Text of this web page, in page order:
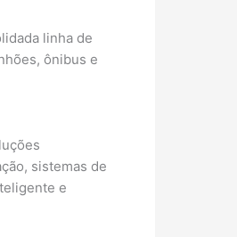
linha de
ônibus e
sistemas de
e